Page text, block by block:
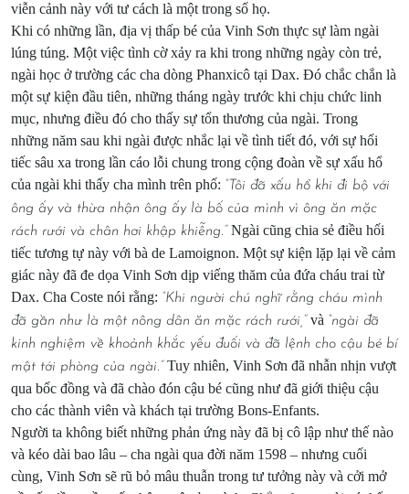
viễn cảnh này với tư cách là một trong số họ.
Khi có những lần, địa vị thấp bé của Vinh Sơn thực sự làm ngài
lúng túng. Một việc tình cờ xảy ra khi trong những ngày còn trẻ,
ngài học ở trường các cha dòng Phanxicô tại Dax. Đó chắc chắn là
một sự kiện đầu tiên, những tháng ngày trước khi chịu chức linh
mục, nhưng điều đó cho thấy sự tổn thương của ngài. Trong
những năm sau khi ngài được nhắc lại về tình tiết đó, với sự hối
tiếc sâu xa trong lần cáo lỗi chung trong cộng đoàn về sự xấu hổ
của ngài khi thấy cha mình trên phố: “Tôi đã xấu hổ khi đi bộ với
ông ấy và thừa nhận ông ấy là bố của mình vì ông ăn mặc
rách rưới và chân hơi khập khiễng.”Ngài cũng chia sẻ điều hối
tiếc tương tự này với bà de Lamoignon. Một sự kiện lặp lại về cảm
giác này đã đe dọa Vinh Sơn dịp viếng thăm của đứa cháu trai từ
Dax. Cha Coste nói rằng: “Khi người chú nghĩ rằng cháu mình
đã gần như là một nông dân ăn mặc rách rưới,”và “ngài đã
kinh nghiệm về khoảnh khắc yếu đuối và đã lệnh cho cậu bé bí
mật tới phòng của ngài.”Tuy nhiên, Vinh Sơn đã nhẫn nhịn vượt
qua bốc đồng và đã chào đón cậu bé cũng như đã giới thiệu cậu
cho các thành viên và khách tại trường Bons-Enfants.
Người ta không biết những phản ứng này đã bị cô lập như thế nào
và kéo dài bao lâu – cha ngài qua đời năm 1598 – nhưng cuối
cùng, Vinh Sơn sẽ rũ bỏ mâu thuẫn trong tư tưởng này và cởi mở